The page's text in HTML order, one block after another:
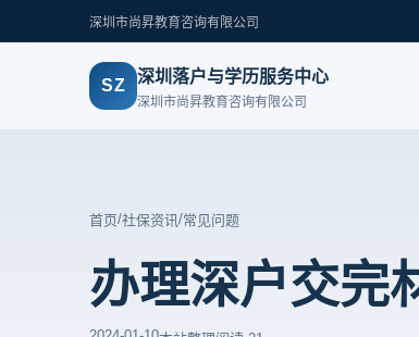
深圳市尚昇教育咨询有限公司
SZ 深圳落户与学历服务中心
深圳市尚昇教育咨询有限公司
首页/社保资讯/常见问题
办理深户交完